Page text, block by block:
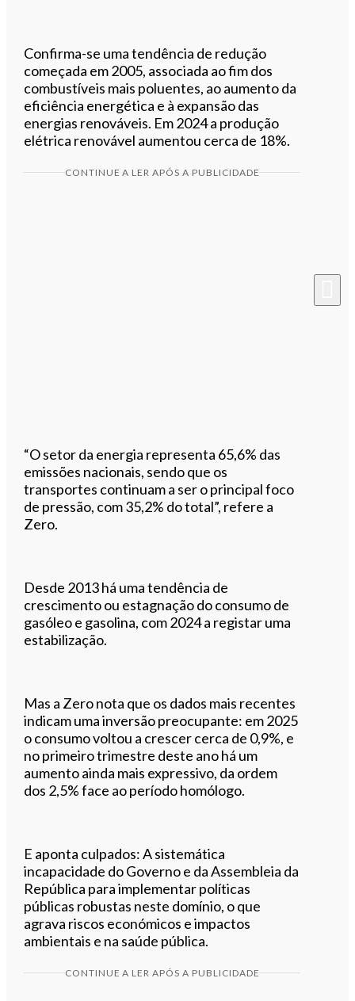
Confirma-se uma tendência de redução
começada em 2005, associada ao fim dos
combustíveis mais poluentes, ao aumento da
eficiência energética e à expansão das
energias renováveis. Em 2024 a produção
elétrica renovável aumentou cerca de 18%.
CONTINUE A LER APÓS A PUBLICIDADE
“O setor da energia representa 65,6% das
emissões nacionais, sendo que os
transportes continuam a ser o principal foco
de pressão, com 35,2% do total”, refere a
Zero.
Desde 2013 há uma tendência de
crescimento ou estagnação do consumo de
gasóleo e gasolina, com 2024 a registar uma
estabilização.
Mas a Zero nota que os dados mais recentes
indicam uma inversão preocupante: em 2025
o consumo voltou a crescer cerca de 0,9%, e
no primeiro trimestre deste ano há um
aumento ainda mais expressivo, da ordem
dos 2,5% face ao período homólogo.
E aponta culpados: A sistemática
incapacidade do Governo e da Assembleia da
República para implementar políticas
públicas robustas neste domínio, o que
agrava riscos económicos e impactos
ambientais e na saúde pública.
CONTINUE A LER APÓS A PUBLICIDADE